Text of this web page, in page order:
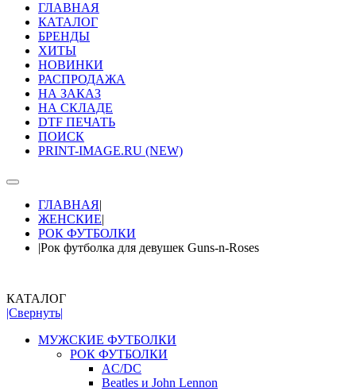
ГЛАВНАЯ
КАТАЛОГ
БРЕНДЫ
ХИТЫ
НОВИНКИ
РАСПРОДАЖА
НА ЗАКАЗ
НА СКЛАДЕ
DTF ПЕЧАТЬ
ПОИСК
PRINT-IMAGE.RU (NEW)
ГЛАВНАЯ|
ЖЕНСКИЕ|
РОК ФУТБОЛКИ
|Рок футболка для девушек Guns-n-Roses
КАТАЛОГ
|Свернуть|
МУЖСКИЕ ФУТБОЛКИ
РОК ФУТБОЛКИ
AC/DC
Beatles и John Lennon